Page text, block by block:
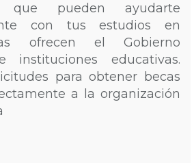
que pueden ayudarte
con tus estudios en
ofrecen el Gobierno
instituciones educativas.
para obtener becas
a la organización